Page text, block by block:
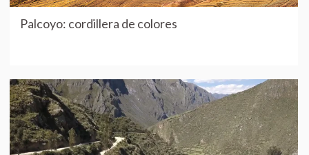
Palcoyo: cordillera de colores